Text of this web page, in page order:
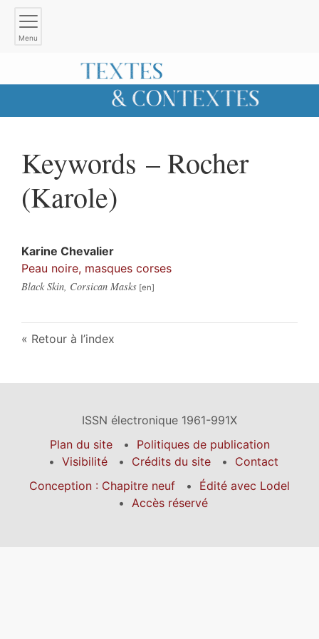
Menu
Keywords – Rocher
(Karole)
Karine Chevalier
Peau noire, masques corses
Black Skin, Corsican Masks
Retour à l’index
ISSN électronique 1961-991X
Plan du site
Politiques de publication
Visibilité
Crédits du site
Contact
Conception : Chapitre neuf
Édité avec Lodel
Accès réservé